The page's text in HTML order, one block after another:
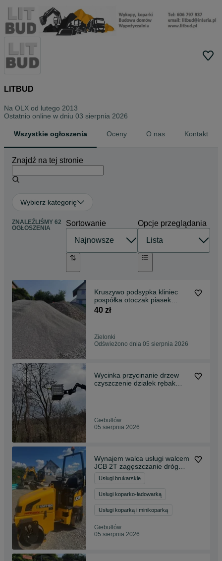
LITBUD
Na OLX od lutego 2013
Ostatnio online w dniu 03 sierpnia 2026
Wszystkie ogłoszenia Oceny O nas Kontakt
Znajdź na tej stronie
Wybierz kategorię
ZNALEŹLIŚMY 62
OGŁOSZENIA
Sortowanie Opcje przeglądania
Kruszywo podsypka kliniec
pospółka otoczak piasek
transport Kraków
40 zł
Zielonki
Odświeżono dnia 05 sierpnia 2026
Wycinka przycinanie drzew
czyszczenie działek rębak
Giebułtów
05 sierpnia 2026
Wynajem walca usługi walcem
JCB 2T zagęszczanie dróg
Usługi brukarskie
Usługi koparko-ładowarką
Usługi koparką i minikoparką
Giebułtów
05 sierpnia 2026